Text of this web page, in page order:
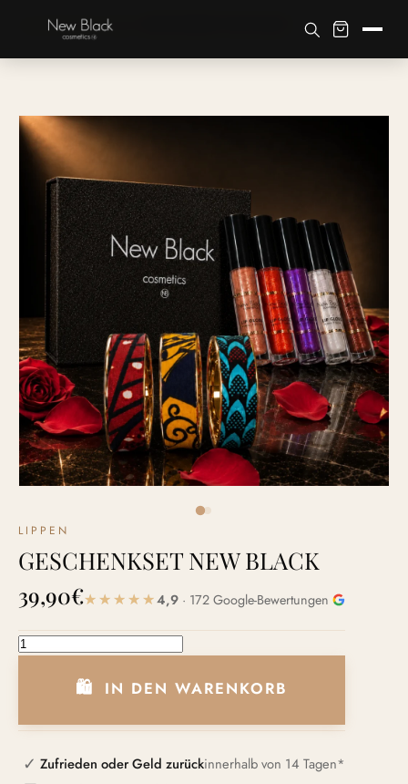
Accueil›Boutique›Lippen
LIPPEN
GESCHENKSET NEW BLACK
39,90€ 4,9 · 172 Google-Bewertungen
GESCHENKSET NEW BLACK Menge
IN DEN WARENKORB
✓ Zufrieden oder Geld zurückinnerhalb von 14 Tagen*